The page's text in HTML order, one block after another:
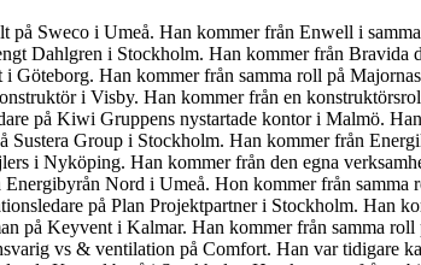
på Sweco i Umeå. Han kommer från Enwell i
Dahlgren i Stockholm. Han kommer från Bravida
i Göteborg. Han kommer från samma roll på
i Visby. Han kommer från en
på Kiwi Gruppens nystartade kontor i Malmö.
Sustera Group i Stockholm. Han kommer från
i Nyköping. Han kommer från den egna
Nord i Umeå. Hon kommer från samma
på Plan Projektpartner i Stockholm. Han
på Keyvent i Kalmar. Han kommer från samma roll
vs & ventilation på Comfort. Han var tidigare